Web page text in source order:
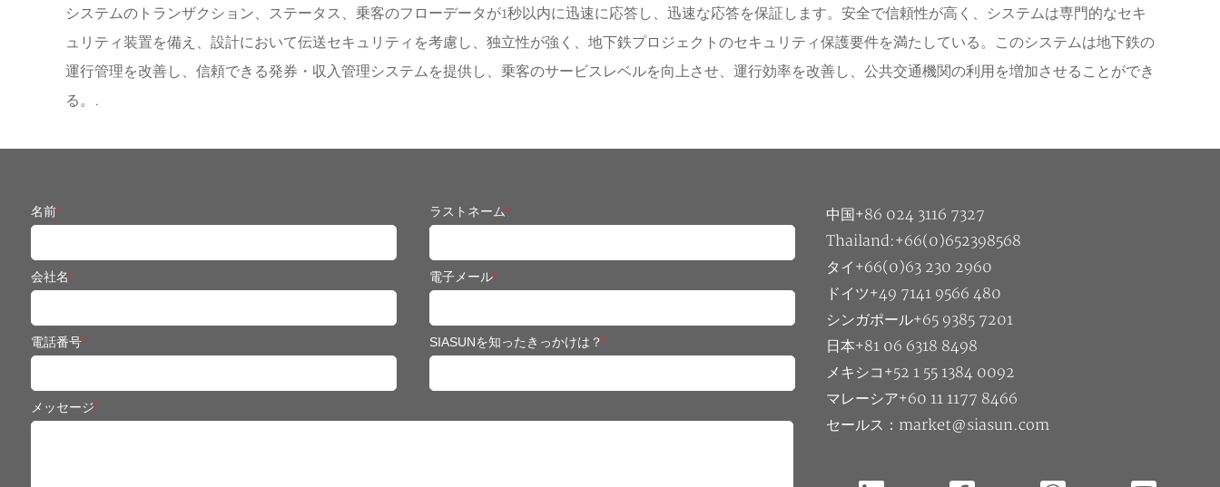
システムのトランザクション、ステータス、乗客のフローデータが1秒以内に迅速に応答し、迅速な応答を保証します。安全で信頼性が高く、システムは専門的なセキ
ュリティ装置を備え、設計において伝送セキュリティを考慮し、独立性が強く、地下鉄プロジェクトのセキュリティ保護要件を満たしている。このシステムは地下鉄の
運行管理を改善し、信頼できる発券・収入管理システムを提供し、乗客のサービスレベルを向上させ、運行効率を改善し、公共交通機関の利用を増加させることができ
る。.
名前* ラストネーム*
会社名* 電子メール*
電話番号* SIASUNを知ったきっかけは？*
メッセージ*
中国+86 024 3116 7327
Thailand:+66(0)652398568
タイ+66(0)63 230 2960
ドイツ+49 7141 9566 480
シンガポール+65 9385 7201
日本+81 06 6318 8498
メキシコ+52 1 55 1384 0092
マレーシア+60 11 1177 8466
セールス：market@siasun.com